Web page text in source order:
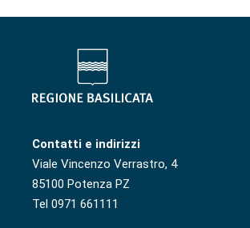
Contatti e indirizzi
Viale Vincenzo Verrastro, 4
85100 Potenza PZ
Tel 0971 661111